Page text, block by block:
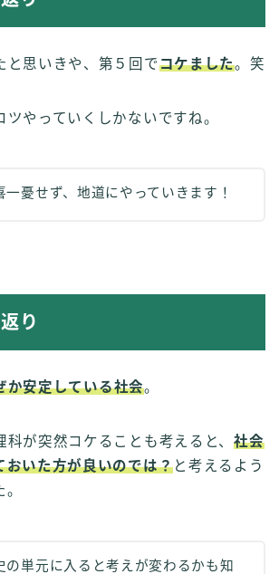
と思いきや、第５回でコケました。笑
やっていくしかないですね。
一憂せず、地道にやっていきます！
り
か安定している社会。
科が突然コケることも考えると、社会
おいた方が良いのでは？と考えるよう
の単元に入ると考えが変わるかも知